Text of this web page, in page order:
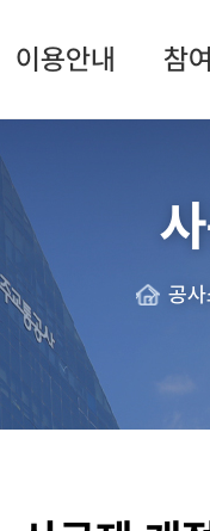
이용안내 참
공사